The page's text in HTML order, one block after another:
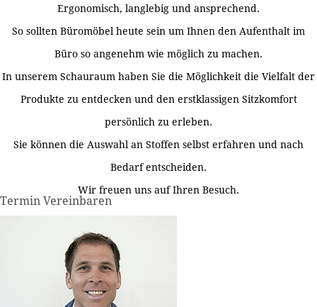
Ergonomisch, langlebig und ansprechend.
So sollten Büromöbel heute sein um Ihnen den Aufenthalt im
Büro so angenehm wie möglich zu machen.
In unserem Schauraum haben Sie die Möglichkeit die Vielfalt der
Produkte zu entdecken und den erstklassigen Sitzkomfort
persönlich zu erleben.
Sie können die Auswahl an Stoffen selbst erfahren und nach
Bedarf entscheiden.
Wir freuen uns auf Ihren Besuch.
Termin Vereinbaren